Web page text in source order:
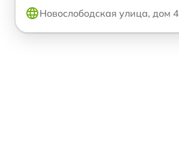
Новослободская улица, дом 4